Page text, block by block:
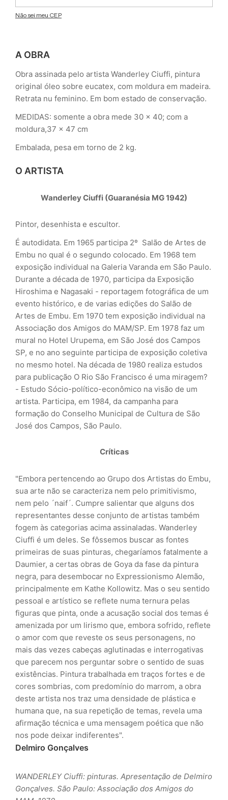
Não sei meu CEP
A OBRA
Obra assinada pelo artista Wanderley Ciuffi, pintura
original óleo sobre eucatex, com moldura em madeira.
Retrata nu feminino. Em bom estado de conservação.
MEDIDAS: somente a obra mede 30 x 40; com a
moldura,37 x 47 cm
Embalada, pesa em torno de 2 kg.
O ARTISTA
Wanderley Ciuffi (Guaranésia MG 1942)
Pintor, desenhista e escultor.
É autodidata. Em 1965 participa 2º Salão de Artes de
Embu no qual é o segundo colocado. Em 1968 tem
exposição individual na Galeria Varanda em São Paulo.
Durante a década de 1970, participa da Exposição
Hiroshima e Nagasaki - reportagem fotográfica de um
evento histórico, e de varias edições do Salão de
Artes de Embu. Em 1970 tem exposição individual na
Associação dos Amigos do MAM/SP. Em 1978 faz um
mural no Hotel Urupema, em São José dos Campos
SP, e no ano seguinte participa de exposição coletiva
no mesmo hotel. Na década de 1980 realiza estudos
para publicação O Rio São Francisco é uma miragem?
- Estudo Sócio-político-econômico na visão de um
artista. Participa, em 1984, da campanha para
formação do Conselho Municipal de Cultura de São
José dos Campos, São Paulo.
Críticas
"Embora pertencendo ao Grupo dos Artistas do Embu,
sua arte não se caracteriza nem pelo primitivismo,
nem pelo ´naif´. Cumpre salientar que alguns dos
representantes desse conjunto de artistas também
fogem às categorias acima assinaladas. Wanderley
Ciuffi é um deles. Se fôssemos buscar as fontes
primeiras de suas pinturas, chegaríamos fatalmente a
Daumier, a certas obras de Goya da fase da pintura
negra, para desembocar no Expressionismo Alemão,
principalmente em Kathe Kollowitz. Mas o seu sentido
pessoal e artístico se reflete numa ternura pelas
figuras que pinta, onde a acusação social dos temas é
amenizada por um lirismo que, embora sofrido, reflete
o amor com que reveste os seus personagens, no
mais das vezes cabeças aglutinadas e interrogativas
que parecem nos perguntar sobre o sentido de suas
existências. Pintura trabalhada em traços fortes e de
cores sombrias, com predomínio do marrom, a obra
deste artista nos traz uma densidade de plástica e
humana que, na sua repetição de temas, revela uma
afirmação técnica e uma mensagem poética que não
nos pode deixar indiferentes".
Delmiro Gonçalves
WANDERLEY Ciuffi: pinturas. Apresentação de Delmiro
Gonçalves. São Paulo: Associação dos Amigos do